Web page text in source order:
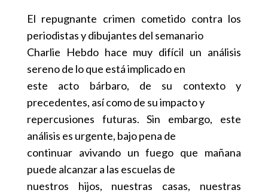
El repugnante crimen cometido contra los
periodistas y dibujantes del semanario
Charlie Hebdo hace muy difícil un análisis
sereno de lo que está implicado en
este acto bárbaro, de su contexto y
precedentes, así como de su impacto y
repercusiones futuras. Sin embargo, este
análisis es urgente, bajo pena de
continuar avivando un fuego que mañana
puede alcanzar a las escuelas de
nuestros hijos, nuestras casas, nuestras